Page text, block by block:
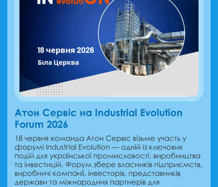
Атон Сервіс на Industrial Evolution
Forum 2026
18 червня команда Атон Сервіс візьме участь у
форумі Industrial Evolution — одній із ключових
подій для української промисловості, виробництва
та інвестицій. Форум збере власників підприємств,
виробничі компанії, інвесторів, представників
держави та міжнародних партнерів для